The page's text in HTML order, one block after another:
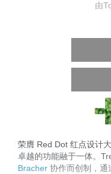
由
荣膺 Red Dot 红点设计
卓越的功能融于一体。
Bracher 协作而创制，通